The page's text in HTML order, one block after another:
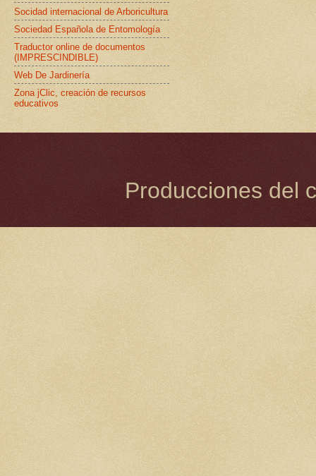
Socidad internacional de Arboricultura
Sociedad Española de Entomología
Traductor online de documentos
(IMPRESCINDIBLE)
Web De Jardinería
Zona jClic, creación de recursos
educativos
Producciones del